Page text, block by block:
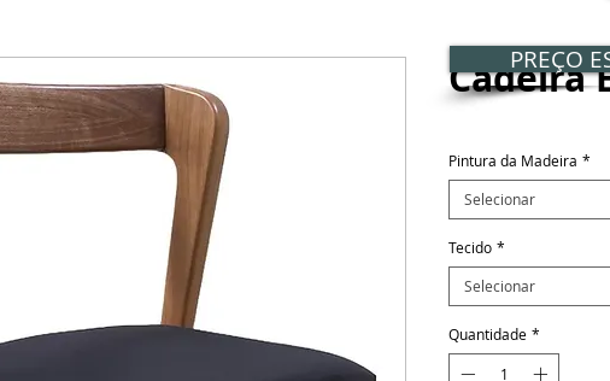
Cadeira
Pintura da Madeira *
Selecionar
Tecido *
Selecionar
Quantidade *
PREÇO